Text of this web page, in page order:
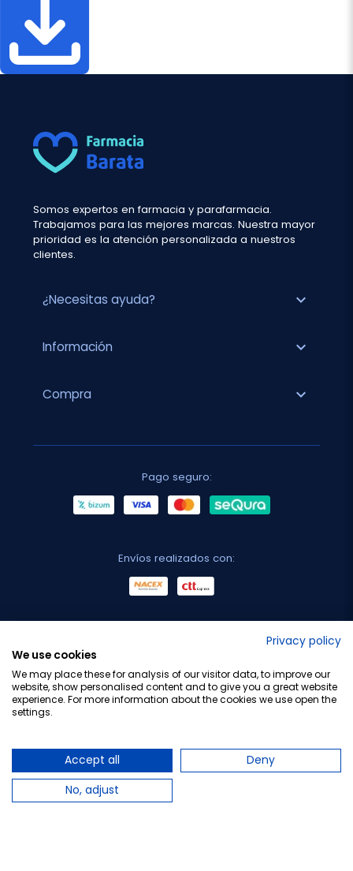
Somos expertos en farmacia y parafarmacia.
Trabajamos para las mejores marcas. Nuestra mayor
prioridad es la atención personalizada a nuestros
clientes.
¿Necesitas ayuda? expand_more
Información expand_more
Compra expand_more
Pago seguro:
Envíos realizados con:
Privacy policy
We use cookies
We may place these for analysis of our visitor data, to improve our
website, show personalised content and to give you a great website
experience. For more information about the cookies we use open the
settings.
Accept all
Deny
No, adjust